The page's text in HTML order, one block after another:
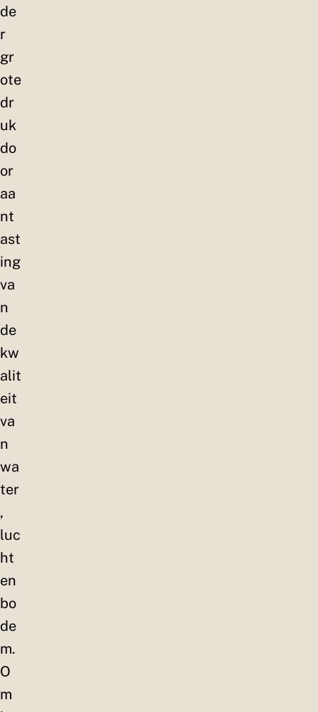
de
r
gr
ote
dr
uk
do
or
aa
nt
ast
ing
va
n
de
kw
alit
eit
va
n
wa
ter
,
luc
ht
en
bo
de
m.
O
m